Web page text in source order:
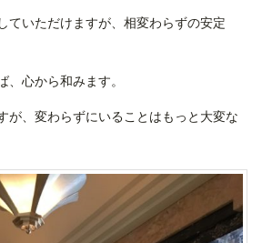
ていただけますが、相変わらずの安定
、心から和みます。
が、変わらずにいることはもっと大変な